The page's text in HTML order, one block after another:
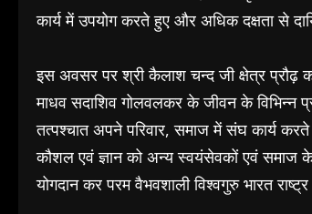
कार्य में उपयोग करते हुए और अधिक दक्षता से
इस अवसर पर श्री कैलाश चन्द जी क्षेत्र प्रौढ़
माधव सदाशिव गोलवलकर के जीवन के विभिन्न
तत्पश्चात अपने परिवार, समाज में संघ कार्य करते
कौशल एवं ज्ञान को अन्य स्वयंसेवकों एवं समाज
योगदान कर परम वैभवशाली विश्वगुरु भारत